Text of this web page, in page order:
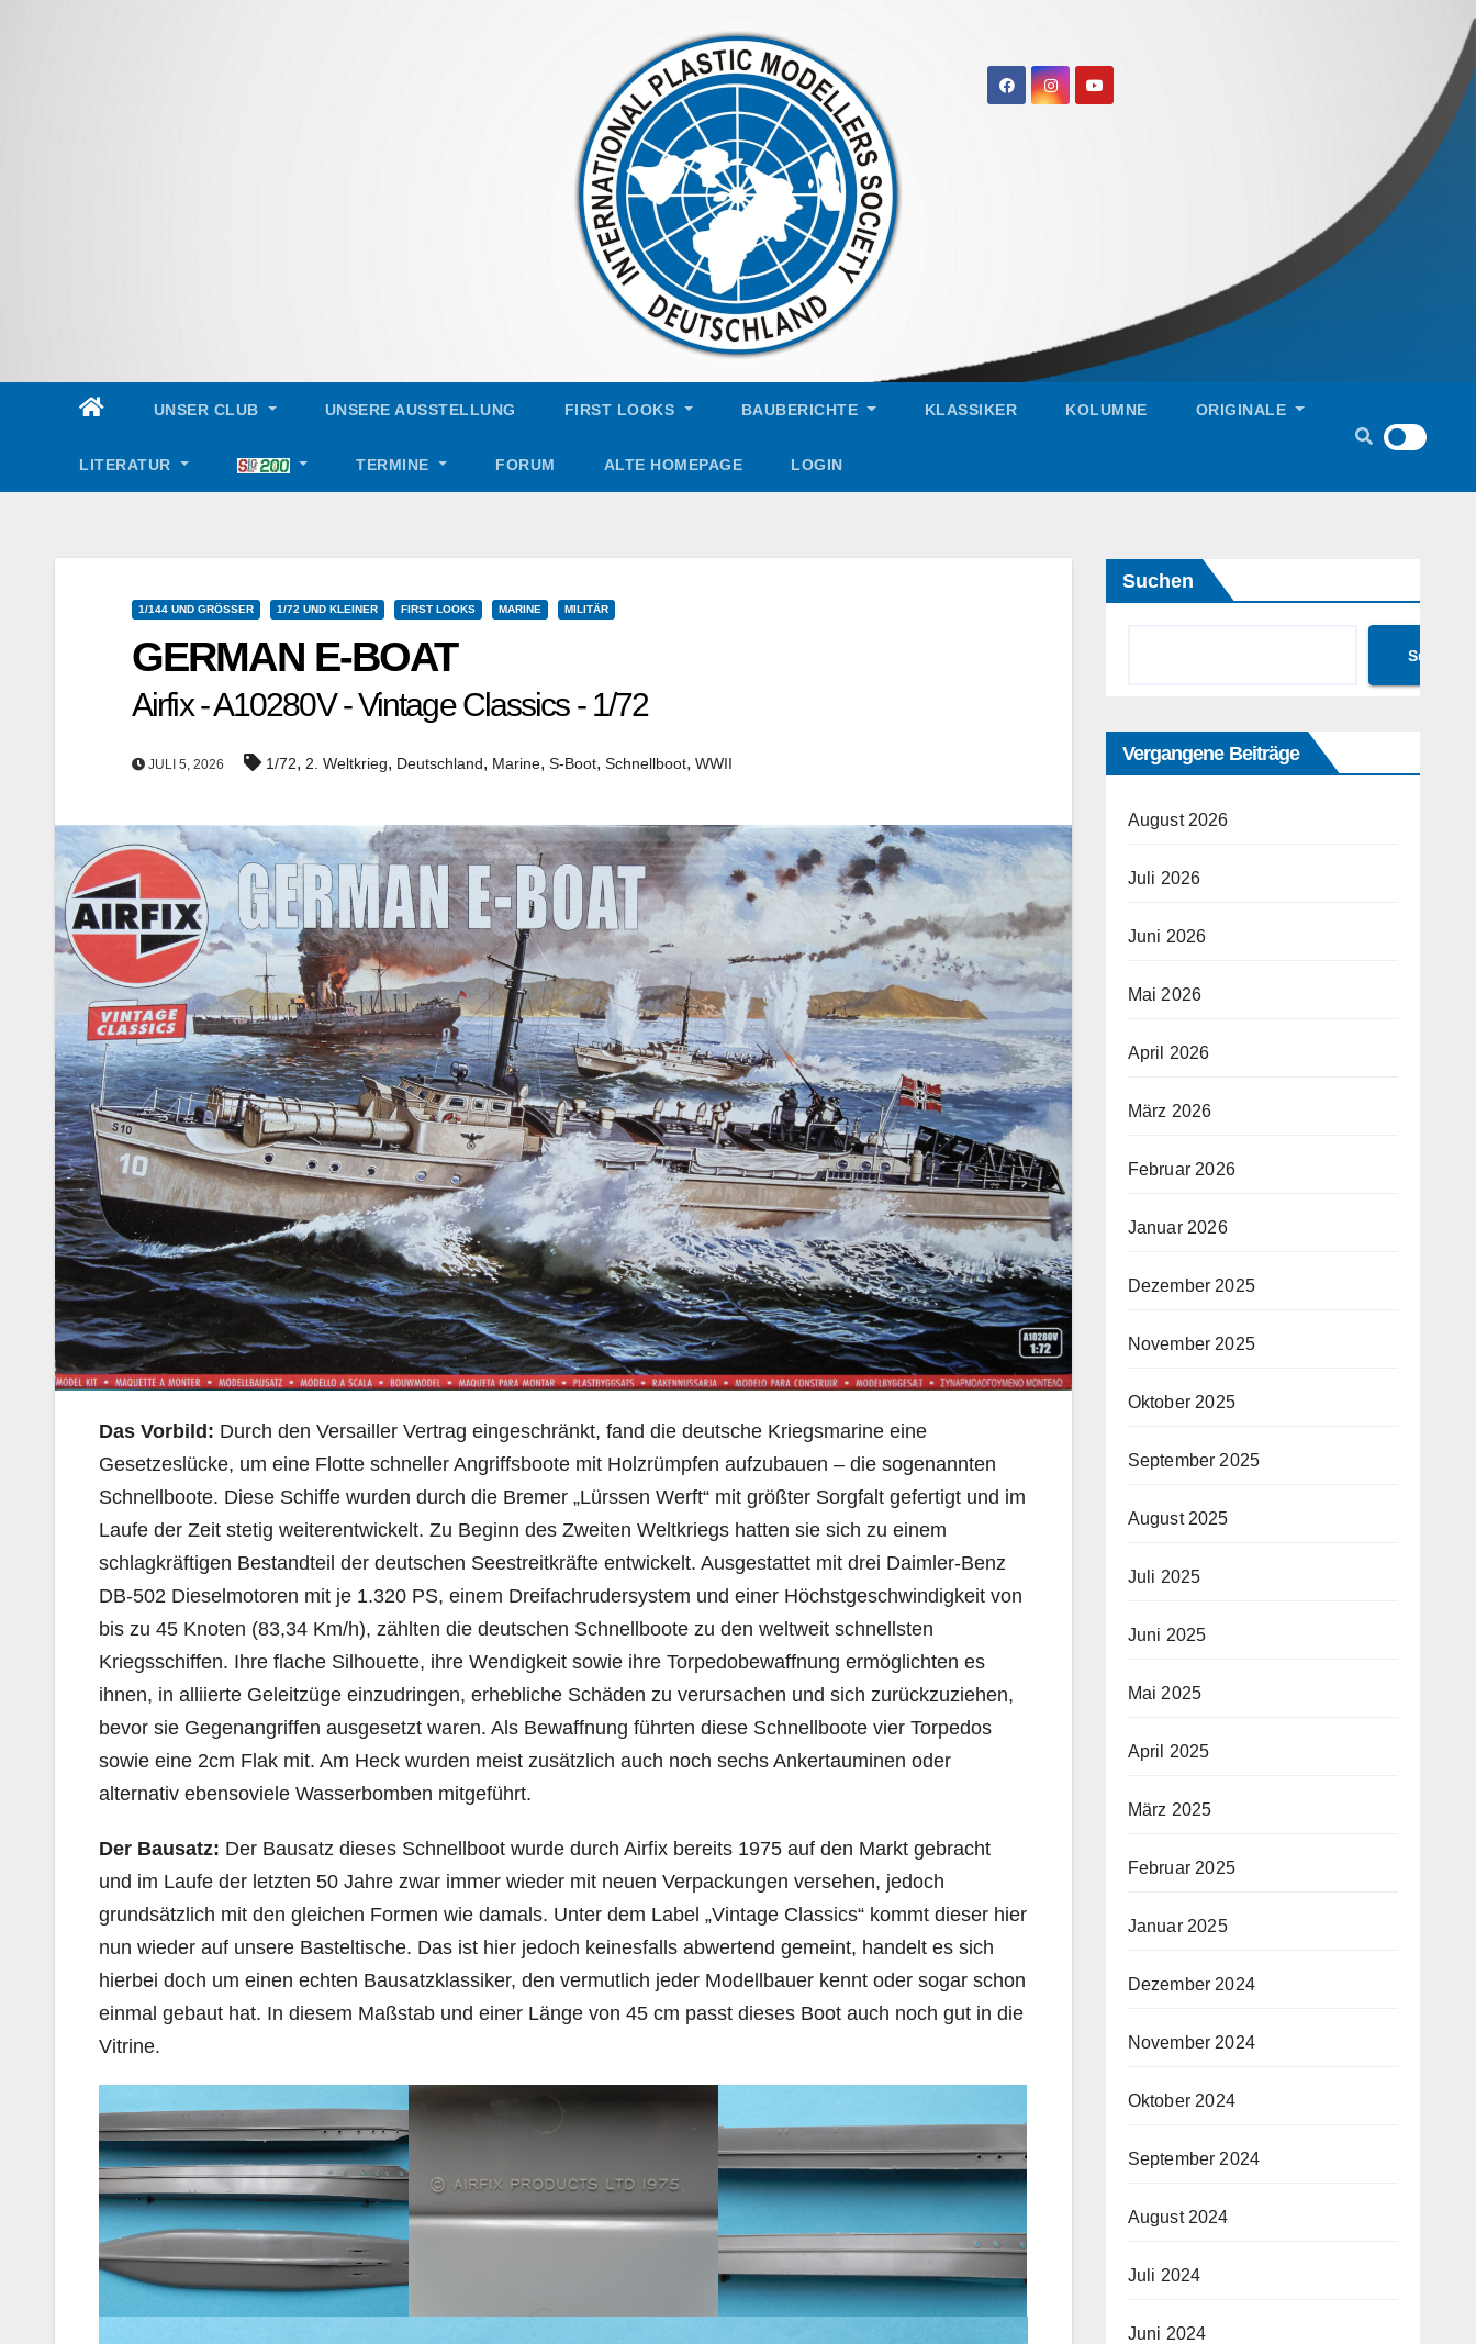
UNSER CLUB UNSERE AUSSTELLUNG FIRST LOOKS BAUBERICHTE KLASSIKER KOLUMNE ORIGINALE
LITERATUR TERMINE FORUM ALTE HOMEPAGE LOGIN
1/144 UND GRÖSSER 1/72 UND KLEINER FIRST LOOKS MARINE MILITÄR
GERMAN E-BOAT
Airfix - A10280V - Vintage Classics - 1/72
JULI 5, 2026 1/72, 2. Weltkrieg, Deutschland, Marine, S-Boot, Schnellboot, WWII
Das Vorbild: Durch den Versailler Vertrag eingeschränkt, fand die deutsche Kriegsmarine eine
Gesetzeslücke, um eine Flotte schneller Angriffsboote mit Holzrümpfen aufzubauen – die sogenannten
Schnellboote. Diese Schiffe wurden durch die Bremer „Lürssen Werft“ mit größter Sorgfalt gefertigt und im
Laufe der Zeit stetig weiterentwickelt. Zu Beginn des Zweiten Weltkriegs hatten sie sich zu einem
schlagkräftigen Bestandteil der deutschen Seestreitkräfte entwickelt. Ausgestattet mit drei Daimler-Benz
DB-502 Dieselmotoren mit je 1.320 PS, einem Dreifachrudersystem und einer Höchstgeschwindigkeit von
bis zu 45 Knoten (83,34 Km/h), zählten die deutschen Schnellboote zu den weltweit schnellsten
Kriegsschiffen. Ihre flache Silhouette, ihre Wendigkeit sowie ihre Torpedobewaffnung ermöglichten es
ihnen, in alliierte Geleitzüge einzudringen, erhebliche Schäden zu verursachen und sich zurückzuziehen,
bevor sie Gegenangriffen ausgesetzt waren. Als Bewaffnung führten diese Schnellboote vier Torpedos
sowie eine 2cm Flak mit. Am Heck wurden meist zusätzlich auch noch sechs Ankertauminen oder
alternativ ebensoviele Wasserbomben mitgeführt.
Der Bausatz: Der Bausatz dieses Schnellboot wurde durch Airfix bereits 1975 auf den Markt gebracht
und im Laufe der letzten 50 Jahre zwar immer wieder mit neuen Verpackungen versehen, jedoch
grundsätzlich mit den gleichen Formen wie damals. Unter dem Label „Vintage Classics“ kommt dieser hier
nun wieder auf unsere Basteltische. Das ist hier jedoch keinesfalls abwertend gemeint, handelt es sich
hierbei doch um einen echten Bausatzklassiker, den vermutlich jeder Modellbauer kennt oder sogar schon
einmal gebaut hat. In diesem Maßstab und einer Länge von 45 cm passt dieses Boot auch noch gut in die
Vitrine.
Suchen
Suchen
Vergangene Beiträge
August 2026
Juli 2026
Juni 2026
Mai 2026
April 2026
März 2026
Februar 2026
Januar 2026
Dezember 2025
November 2025
Oktober 2025
September 2025
August 2025
Juli 2025
Juni 2025
Mai 2025
April 2025
März 2025
Februar 2025
Januar 2025
Dezember 2024
November 2024
Oktober 2024
September 2024
August 2024
Juli 2024
Juni 2024